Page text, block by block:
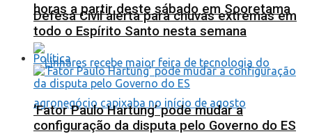
horas a partir deste sábado em Sooretama
Defesa Civil alerta para chuvas extremas em
todo o Espírito Santo nesta semana
Política
‘Fator Paulo Hartung’ pode mudar a
configuração da disputa pelo Governo do ES